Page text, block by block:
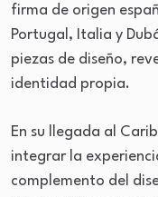
firma de origen
Portugal, Italia y
piezas de diseño,
identidad propia.
En su llegada al
integrar la
complemento del